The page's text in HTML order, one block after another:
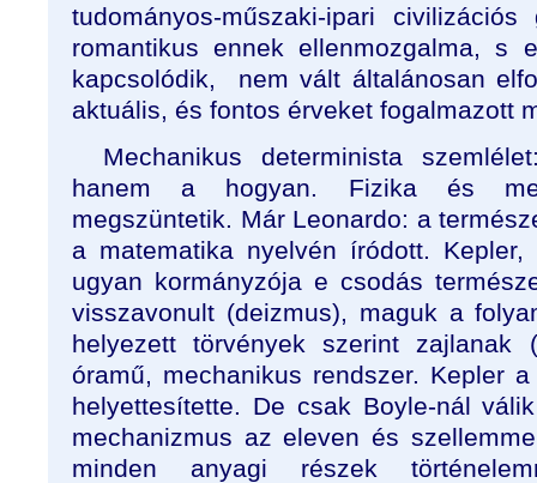
tudományos-műszaki-ipari
romantikus ennek ellenmozgalma, s
kapcsolódik, nem vált általánosan
aktuális, és fontos érveket fogalmazott
Mechanikus determinista
hanem a hogyan. Fizika és
megszüntetik. Már Leonardo: a
a matematika nyelvén íródott. Kepler,
ugyan kormányzója e csodás
visszavonult (deizmus), maguk a
helyezett törvények szerint zajlanak
óramű, mechanikus rendszer. Kepler
helyettesítette. De csak Boyle-nál
mechanizmus az eleven és
minden anyagi részek